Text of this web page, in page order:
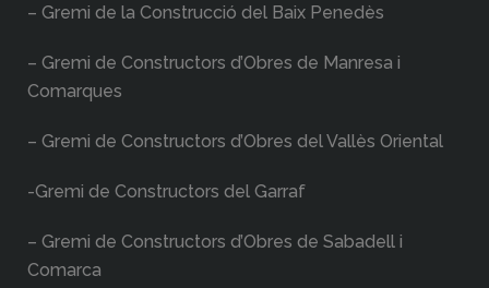
– Gremi de la Construcció del Baix Penedès
– Gremi de Constructors d’Obres de Manresa i
Comarques
– Gremi de Constructors d’Obres del Vallès Oriental
-Gremi de Constructors del Garraf
– Gremi de Constructors d’Obres de Sabadell i
Comarca